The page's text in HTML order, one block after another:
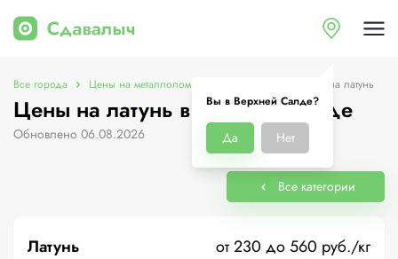
Вы в Верхней Салде?
Да Нет
Все города Цены на металлолом в Верхней Салде Цены на латунь
Цены на латунь в Верхней Салде
Обновлено 06.08.2026
Все категории
Латунь от 230 до 560 руб./кг